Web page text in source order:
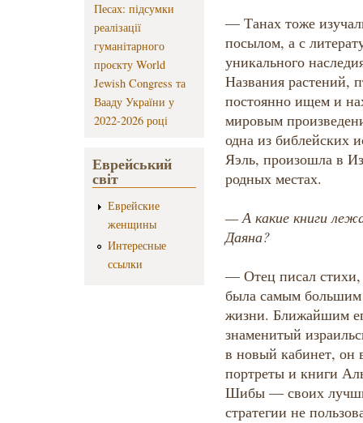
Песах: підсумки
реалізації
гуманітарного
проєкту World
Jewish Congress та
Вааду України у
2022-2026 році
Еврейський
світ
Еврейские
женщины
Интересные
ссылки
— Танах тоже
посылом, а с
уникального
Названия растений,
постоянно ищем и
мировым
одна из библейских
Яэль, произошла в
родных местах.
— А какие книги
Даяна?
— Отец писал стихи,
была самым большим
жизни. Ближайшим
знаменитый
в новый кабинет, он
портреты и книги
Шибы — своих
стратегии не